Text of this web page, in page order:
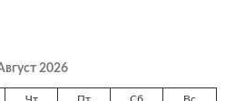
2026